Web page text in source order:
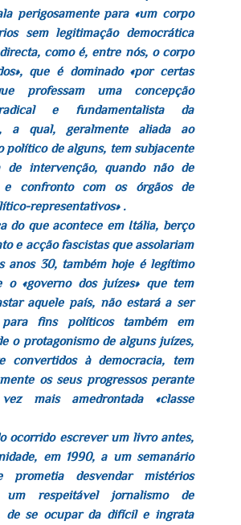
perigosamente para «um corpo
sem legitimação democrática
como é, entre nós, o corpo
que é dominado «por certas
professam uma concepção
e fundamentalista da
a qual, geralmente aliada ao
político de alguns, tem subjacente
de intervenção, quando não de
e confronto com os órgãos de
representativos» .
do que acontece em Itália, berço
e acção fascistas que assolariam
anos 30, também hoje é legítimo
o «governo dos juízes» que tem
aquele país, não estará a ser
para fins políticos também em
o protagonismo de alguns juízes,
convertidos à democracia, tem
os seus progressos perante
mais amedrontada «classe
ocorrido escrever um livro antes,
em 1990, a um semanário
prometia desvendar mistérios
respeitável jornalismo de
de se ocupar da difícil e ingrata